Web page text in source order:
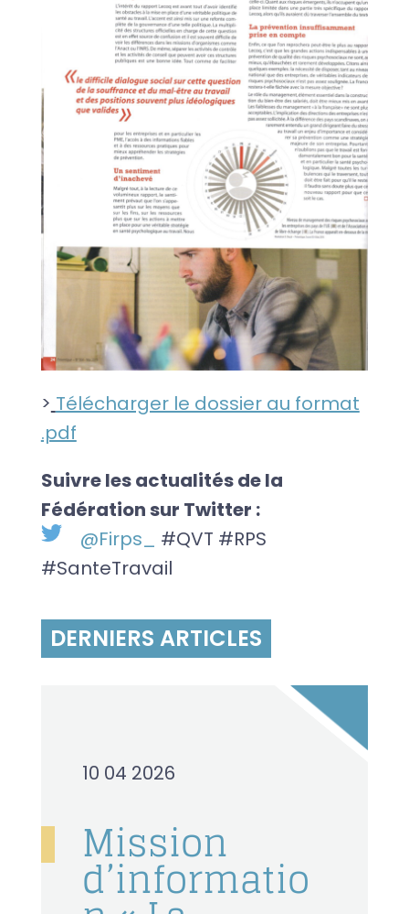
> Télécharger le dossier au format
.pdf
Suivre les actualités de la
Fédération sur Twitter :
@Firps_ #QVT #RPS
#SanteTravail
DERNIERS ARTICLES
10 04 2026
Mission
d’informatio